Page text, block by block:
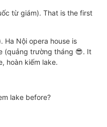
từ giám). That is the first
Ha Nội opera house is
(quảng trường tháng 😎. It
hoàn kiếm lake.
lake before?